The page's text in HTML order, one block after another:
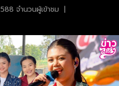
588 จำนวนผู้เข้าชม |